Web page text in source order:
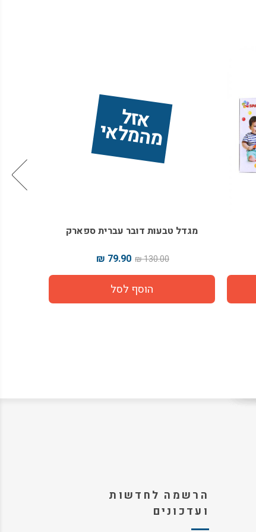
אז
ל
מ
ה
מ
ל
אי
מגדל טבעות דובר עברית ספארק
130.00 ₪
79.90 ₪
הרשמה לחדשות
ועדכונים